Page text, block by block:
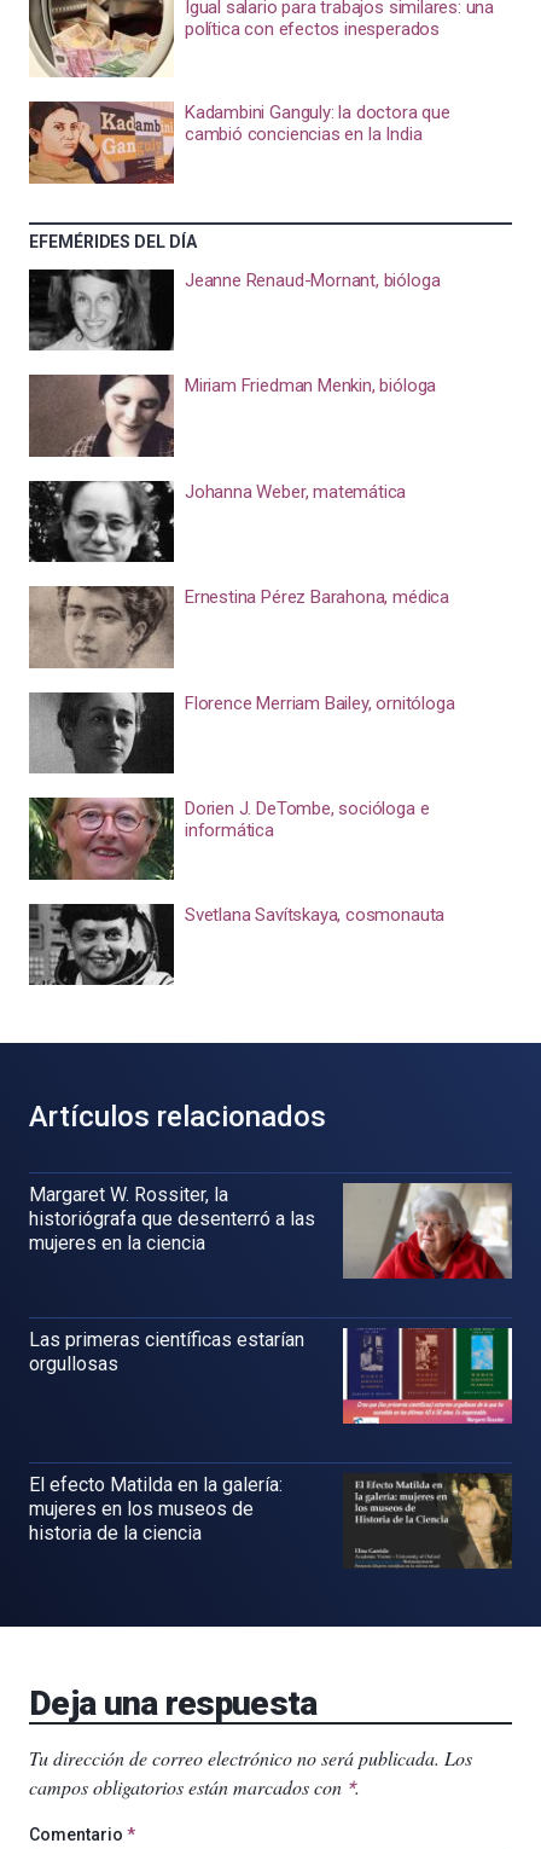
Igual salario para trabajos similares: una
política con efectos inesperados
Kadambini Ganguly: la doctora que
cambió conciencias en la India
EFEMÉRIDES DEL DÍA
Jeanne Renaud-Mornant, bióloga
Miriam Friedman Menkin, bióloga
Johanna Weber, matemática
Ernestina Pérez Barahona, médica
Florence Merriam Bailey, ornitóloga
Dorien J. DeTombe, socióloga e
informática
Svetlana Savítskaya, cosmonauta
Artículos relacionados
Margaret W. Rossiter, la
historiógrafa que desenterró a las
mujeres en la ciencia
Las primeras científicas estarían
orgullosas
El efecto Matilda en la galería:
mujeres en los museos de
historia de la ciencia
Deja una respuesta
Tu dirección de correo electrónico no será publicada. Los
campos obligatorios están marcados con *.
Comentario *